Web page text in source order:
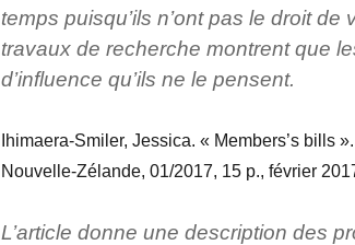
temps puisqu’ils n’ont pas le droit
travaux de recherche montrent que
d’influence qu’ils ne le pensent.
Ihimaera-Smiler, Jessica. « Members’s bills
Nouvelle-Zélande, 01/2017, 15 p., février
L’article donne une description des